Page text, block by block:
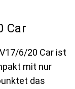
Car
6/20 Car ist
mit nur
das